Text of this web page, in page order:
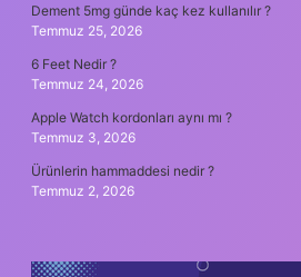
Dement 5mg günde kaç kez kullanılır ?
Temmuz 25, 2026
6 Feet Nedir ?
Temmuz 24, 2026
Apple Watch kordonları aynı mı ?
Temmuz 3, 2026
Ürünlerin hammaddesi nedir ?
Temmuz 2, 2026